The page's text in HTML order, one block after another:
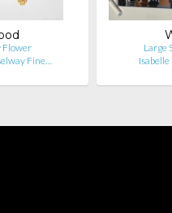
Flower
Fine…
Large